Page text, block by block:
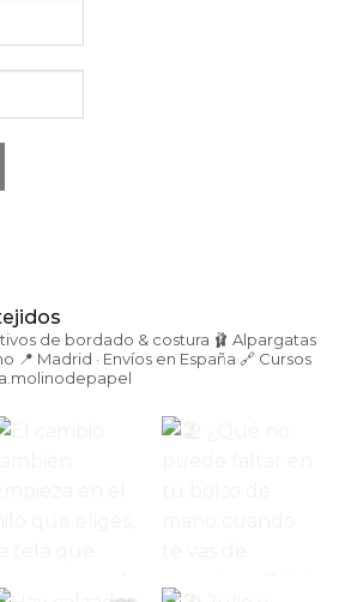
de bordado & costura 🩰 Alpargatas
📍 Madrid · Envíos en España 🔗 Cursos